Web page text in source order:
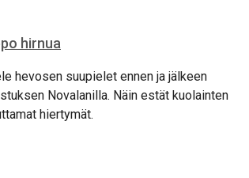
hirnua
hevosen suupielet ennen ja jälkeen
Novalanilla. Näin estät kuolainten
hiertymät.